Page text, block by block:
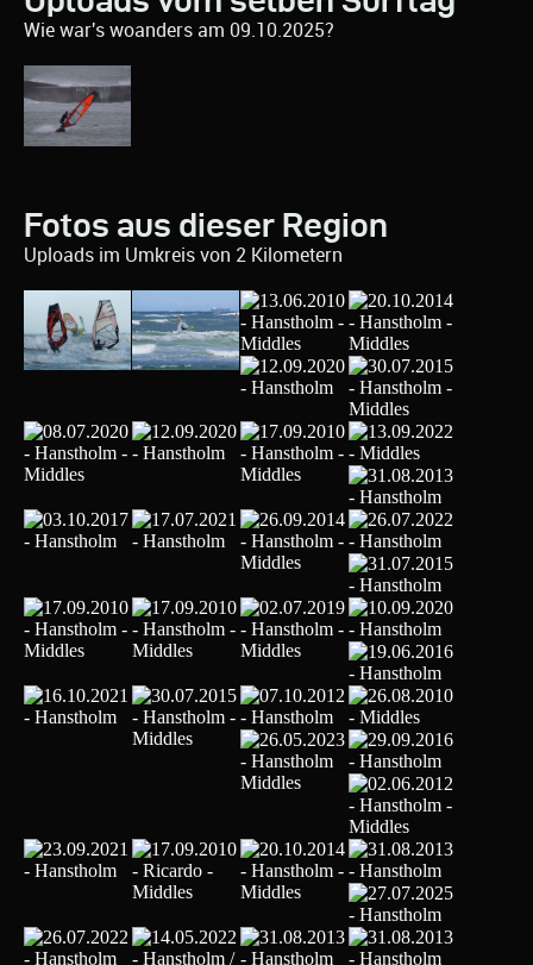
Wie war's woanders am 09.10.2025?
Fotos aus dieser Region
Uploads im Umkreis von 2 Kilometern